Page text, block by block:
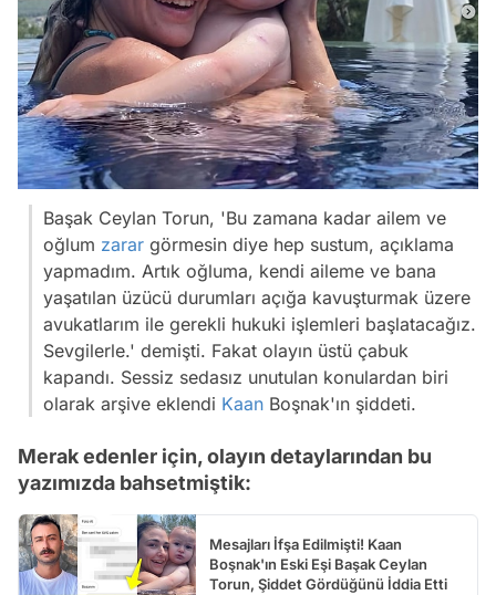
Başak Ceylan Torun, 'Bu zamana kadar ailem ve
oğlum zarar görmesin diye hep sustum, açıklama
yapmadım. Artık oğluma, kendi aileme ve bana
yaşatılan üzücü durumları açığa kavuşturmak üzere
avukatlarım ile gerekli hukuki işlemleri başlatacağız.
Sevgilerle.' demişti. Fakat olayın üstü çabuk
kapandı. Sessiz sedasız unutulan konulardan biri
olarak arşive eklendi Kaan Boşnak'ın şiddeti.
Merak edenler için, olayın detaylarından bu
yazımızda bahsetmiştik:
Mesajları İfşa Edilmişti! Kaan
Boşnak'ın Eski Eşi Başak Ceylan
Torun, Şiddet Gördüğünü İddia Etti